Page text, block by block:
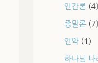
인간론(4)
종말론(7)
언약(1)
하나님 나